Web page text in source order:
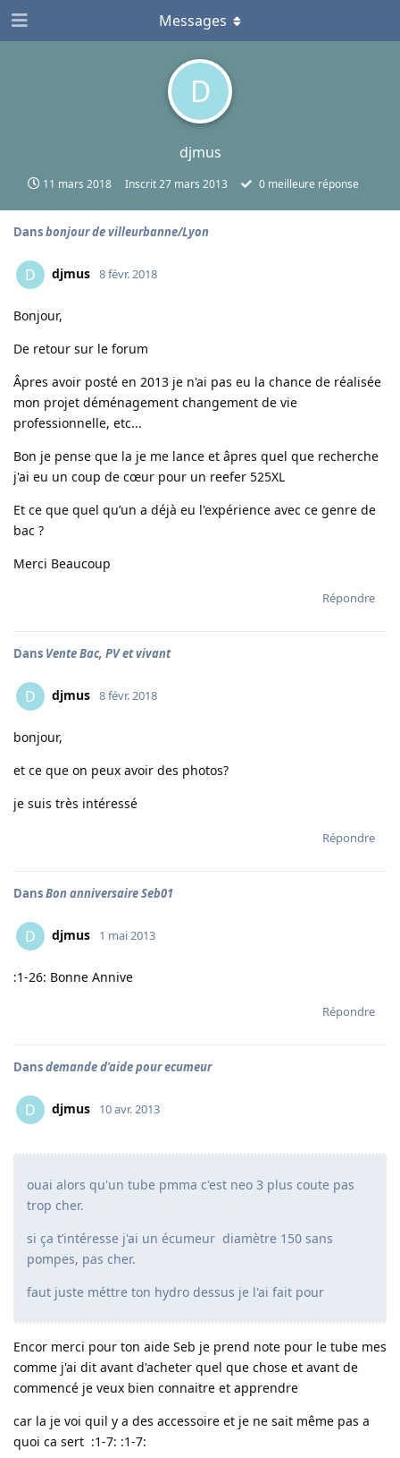
D
djmus
11 mars 2018 Inscrit27 mars 2013 0 meilleure réponse
Messages
Dansbonjour de villeurbanne/Lyon
D djmus 8 févr. 2018
Bonjour,
De retour sur le forum
Âpres avoir posté en 2013 je n'ai pas eu la chance de réalisée
mon projet déménagement changement de vie
professionnelle, etc...
Bon je pense que la je me lance et âpres quel que recherche
j'ai eu un coup de cœur pour un reefer 525XL
Et ce que quel qu’un a déjà eu l'expérience avec ce genre de
bac ?
Merci Beaucoup
Répondre
Dans Vente Bac, PV et vivant
D djmus 8 févr. 2018
bonjour,
et ce que on peux avoir des photos?
je suis très intéressé
Répondre
DansBon anniversaire Seb01
D djmus 1 mai 2013
:1-26: Bonne Annive
Répondre
Dansdemande d'aide pour ecumeur
D djmus 10 avr. 2013
ouai alors qu'un tube pmma c'est neo 3 plus coute pas
trop cher.
si ça t’intéresse j'ai un écumeur diamètre 150 sans
pompes, pas cher.
faut juste méttre ton hydro dessus je l'ai fait pour
Encor merci pour ton aide Seb je prend note pour le tube mes
comme j'ai dit avant d'acheter quel que chose et avant de
commencé je veux bien connaitre et apprendre
car la je voi quil y a des accessoire et je ne sait même pas a
quoi ca sert :1-7: :1-7: